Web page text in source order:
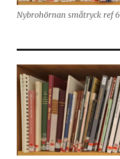
Nybrohörnan småtryck ref 6